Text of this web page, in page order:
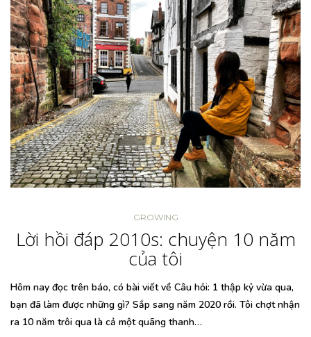
GROWING
Lời hồi đáp 2010s: chuyện 10 năm
của tôi
Hôm nay đọc trên báo, có bài viết về Câu hỏi: 1 thập kỷ vừa qua,
bạn đã làm được những gì? Sắp sang năm 2020 rồi. Tôi chợt nhận
ra 10 năm trôi qua là cả một quãng thanh…